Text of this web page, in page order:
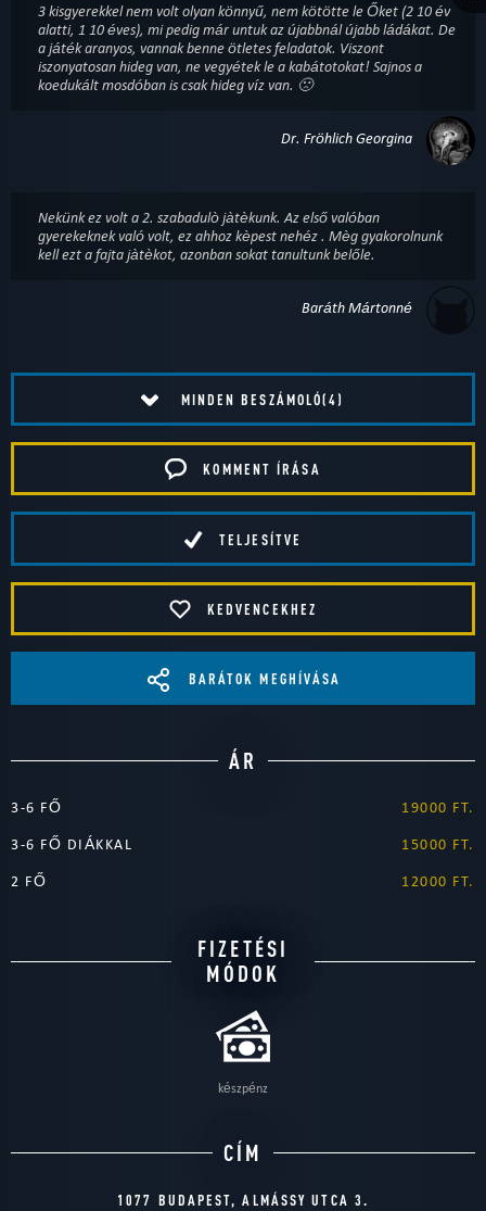
3 kisgyerekkel nem volt olyan könnyű, nem kötötte le Őket (2 10 év
alatti, 1 10 éves), mi pedig már untuk az újabbnál újabb ládákat. De
a játék aranyos, vannak benne ötletes feladatok. Viszont
iszonyatosan hideg van, ne vegyétek le a kabátotokat! Sajnos a
koedukált mosdóban is csak hideg víz van. 🙁
Dr. Fröhlich Georgina
Nekünk ez volt a 2. szabadulò jàtèkunk. Az első valóban
gyerekeknek való volt, ez ahhoz kèpest nehéz . Mèg gyakorolnunk
kell ezt a fajta jàtèkot, azonban sokat tanultunk belőle.
Baráth Mártonné
MINDEN BESZÁMOLÓ(4)
KOMMENT ÍRÁSA
TELJESÍTVE
KEDVENCEKHEZ
BARÁTOK MEGHÍVÁSA
ÁR
3-6 FŐ
19000 FT.
3-6 FŐ DIÁKKAL
15000 FT.
2 FŐ
12000 FT.
FIZETÉSI
MÓDOK
készpénz
CÍM
1077 BUDAPEST, ALMÁSSY UTCA 3.